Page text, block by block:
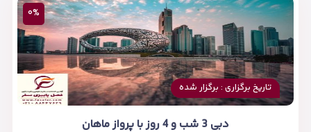
تاریخ برگزاری : برگزار شده
دبی 3 شب و 4 روز با پرواز ماهان
۰%